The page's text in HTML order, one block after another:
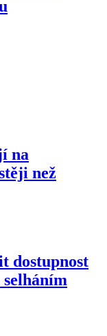
na
než
dostupnost
selháním